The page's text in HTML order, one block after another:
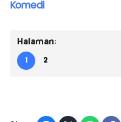
Komedi
Halaman:
1 2